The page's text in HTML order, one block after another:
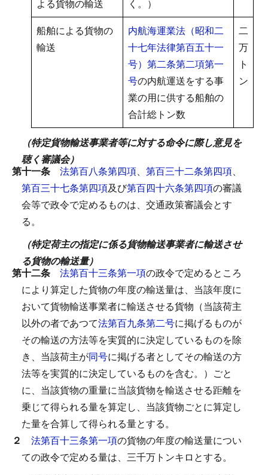
よる貨物の輸送
く。）
船舶による貨物の
輸送
内航海運業法（昭和二
十七年法律第百五十一
号）第二条第二項第一
号の内航運送をする事
業の用に供する船舶の
合計総トン数
二
万
ト
ン
（特定貨物輸送事業者等に対する命令に際し意見を
聴く審議会）
第十一条 法第百八条第四項、 第百三十二条第四項、
第百三十七条第四項及び第百四十六条第四項の審議
会等で政令で定めるものは、交通政策審議会とす
る。
（特定荷主の指定に係る貨物輸送事業者に輸送させ
る貨物の輸送量）
第十二条 法第百十三条第一項の政令で定めるところ
により算定した貨物の年度の輸送量は、当該年度に
おいて貨物輸送事業者に輸送させる貨物（当該荷主
以外の者であつて法第百九条第二号に掲げるものが
その輸送の方法等を実質的に決定しているものを除
き、当該荷主が同号に掲げる者としてその輸送の方
法等を実質的に決定しているものを含む。）ごと
に、当該貨物の重量に当該貨物を輸送させる距離を
乗じて得られる量を算定し、当該貨物ごとに算定し
た量を合算して得られる量とする。
２ 法第百十三条第一項の貨物の年度の輸送量につい
ての政令で定める量は、三千万トンキロとする。